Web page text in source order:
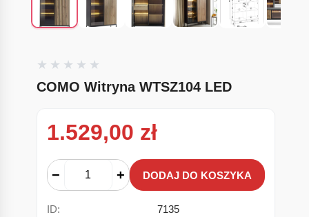
COMO Witryna WTSZ104 LED
1.529,00 zł
− + DODAJ DO KOSZYKA
ID: 7135